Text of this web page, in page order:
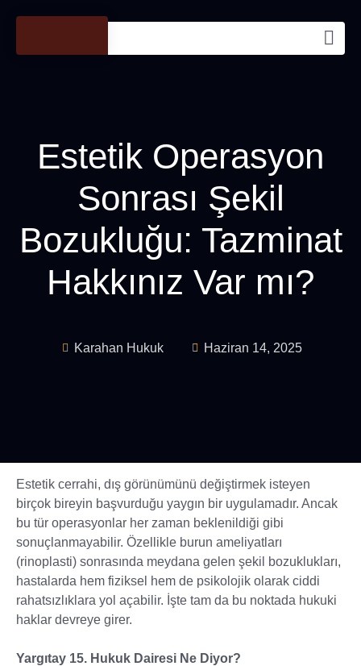
Estetik Operasyon
Sonrası Şekil
Bozukluğu: Tazminat
Hakkınız Var mı?
Karahan Hukuk Haziran 14, 2025
Estetik cerrahi, dış görünümünü değiştirmek isteyen
birçok bireyin başvurduğu yaygın bir uygulamadır. Ancak
bu tür operasyonlar her zaman beklenildiği gibi
sonuçlanmayabilir. Özellikle burun ameliyatları
(rinoplasti) sonrasında meydana gelen şekil bozuklukları,
hastalarda hem fiziksel hem de psikolojik olarak ciddi
rahatsızlıklara yol açabilir. İşte tam da bu noktada hukuki
haklar devreye girer.
Yargıtay 15. Hukuk Dairesi Ne Diyor?